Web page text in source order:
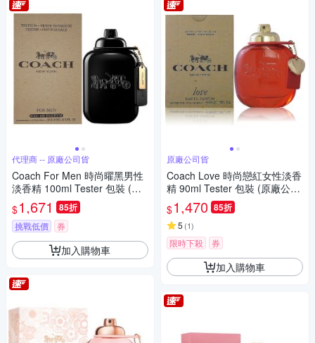
代理商 -- 原廠公司貨
Coach For Men 時尚曜黑男性
淡香精 100ml Tester 包裝 (原
廠公司貨)
$1,671 85折
挑戰低價 券
加入購物車
原廠公司貨
Coach Love 時尚戀紅女性淡香
精 90ml Tester 包裝 (原廠公司
貨)
$1,470 85折
5 (1)
限時下殺 券
加入購物車